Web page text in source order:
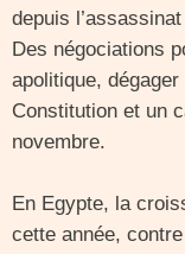
depuis
Des négociations
apolitique,
Constitution et un
novembre.
En Egypte, la
cette année,